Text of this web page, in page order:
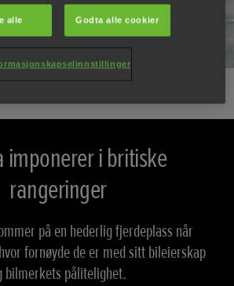
imponerer i britiske
rangeringer
på en hederlig fjerdeplass når
fornøyde de er med sitt bileierskap
bilmerkets pålitelighet.
alle Godta alle cookier